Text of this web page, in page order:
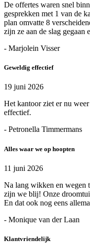
De offertes waren snel
gesprekken met 1 van de
plan omvatte 8
zijn ze aan de slag
- Marjolein Visser
Geweldig effectief
19 juni 2026
Het kantoor ziet er nu
effectief.
- Petronella Timmermans
Alles waar we op hoopten
11 juni 2026
Na lang wikken en wegen
zijn we blij! Onze
En dat ook nog eens
- Monique van der Laan
Klantvriendelijk